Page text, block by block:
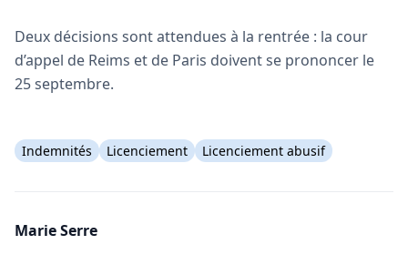
Deux décisions sont attendues à la rentrée : la cour
d’appel de Reims et de Paris doivent se prononcer le
25 septembre.
Indemnités Licenciement Licenciement abusif
Marie Serre